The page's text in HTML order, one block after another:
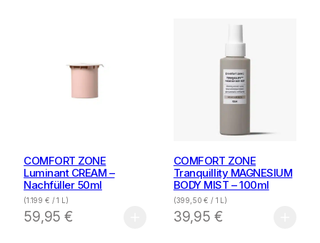
COMFORT ZONE
Luminant CREAM –
Nachfüller 50ml
(1.199 € / 1 L)
59,95€
COMFORT ZONE
Tranquillity MAGNESIUM
BODY MIST – 100ml
(399,50€ / 1 L)
39,95 €